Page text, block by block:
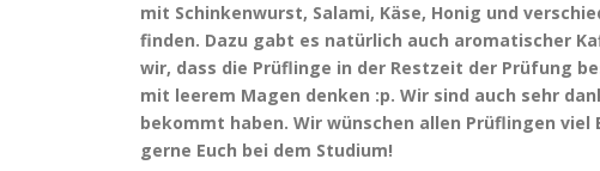
mit Schinkenwurst, Salami, Käse, Honig und
finden. Dazu gabt es natürlich auch aromatischer
wir, dass die Prüflinge in der Restzeit der Prüfung
mit leerem Magen denken :p. Wir sind auch sehr
bekommt haben. Wir wünschen allen Prüflingen
gerne Euch bei dem Studium!